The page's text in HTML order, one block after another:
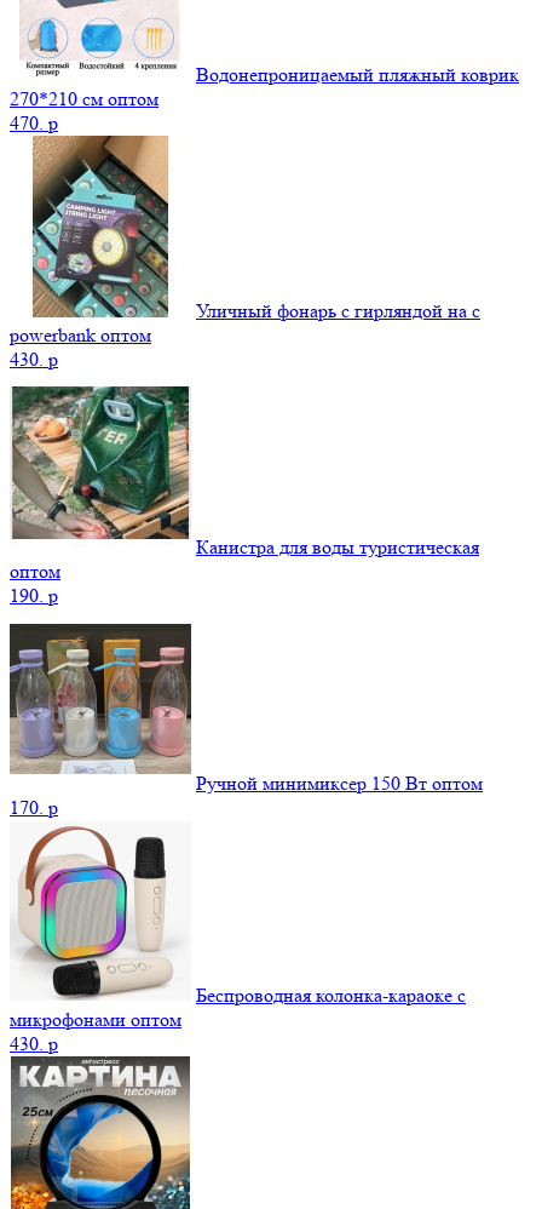
Водонепроницаемый пляжный коврик
270*210 см оптом
470. p
Уличный фонарь с гирляндой на с
powerbank оптом
430. p
Канистра для воды туристическая
оптом
190. p
Ручной минимиксер 150 Вт оптом
170. p
Беспроводная колонка-караоке с
микрофонами оптом
430. p